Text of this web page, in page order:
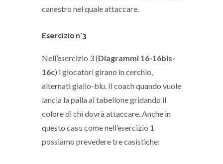
canestro nel quale attaccare.
Esercizio n°3
Nell’esercizio 3 (Diagrammi 16-16bis-
16c) i giocatori girano in cerchio,
alternati giallo-blu. Il coach quando vuole
lancia la palla al tabellone gridando il
colore di chi dovrà attaccare. Anche in
questo caso come nell’esercizio 1
possiamo prevedere tre casistiche: